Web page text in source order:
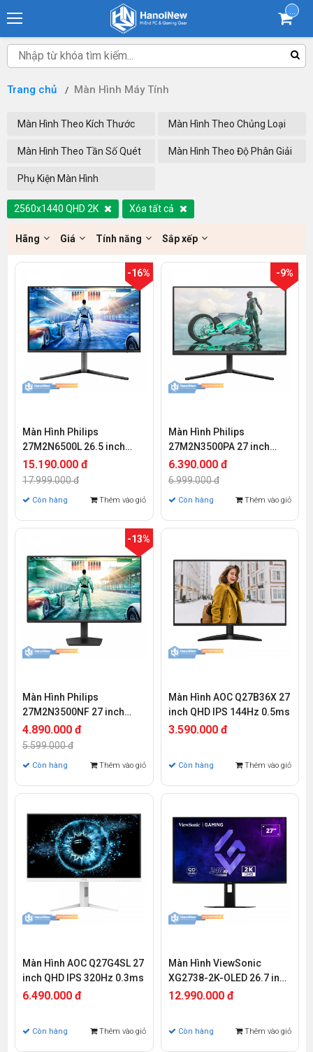
Trang chủ Màn Hình Máy Tính
Màn Hình Theo Kích Thước Màn Hình Theo Chủng Loại
Màn Hình Theo Tần Số Quét Màn Hình Theo Độ Phân Giải
Phụ Kiện Màn Hình
2560x1440 QHD 2K Xóa tất cả
Hãng Giá Tính năng Sắp xếp
-16%
Màn Hình Philips
27M2N6500L 26.5 inch
QHD OLED 240Hz 0.03ms
15.190.000 đ
17.999.000 đ
Còn hàng Thêm vào giỏ
-9%
Màn Hình Philips
27M2N3500PA 27 inch
QHD IPS 260Hz 1ms
6.390.000 đ
6.999.000 đ
Còn hàng Thêm vào giỏ
-13%
Màn Hình Philips
27M2N3500NF 27 inch
QHD IPS 144Hz 1ms
4.890.000 đ
5.599.000 đ
Còn hàng Thêm vào giỏ
Màn Hình AOC Q27B36X 27
inch QHD IPS 144Hz 0.5ms
3.590.000 đ
Còn hàng Thêm vào giỏ
Màn Hình AOC Q27G4SL 27
inch QHD IPS 320Hz 0.3ms
6.490.000 đ
Còn hàng Thêm vào giỏ
Màn Hình ViewSonic
XG2738-2K-OLED 26.7 inch
QHD OLED 240Hz 0.03ms
12.990.000 đ
Còn hàng Thêm vào giỏ